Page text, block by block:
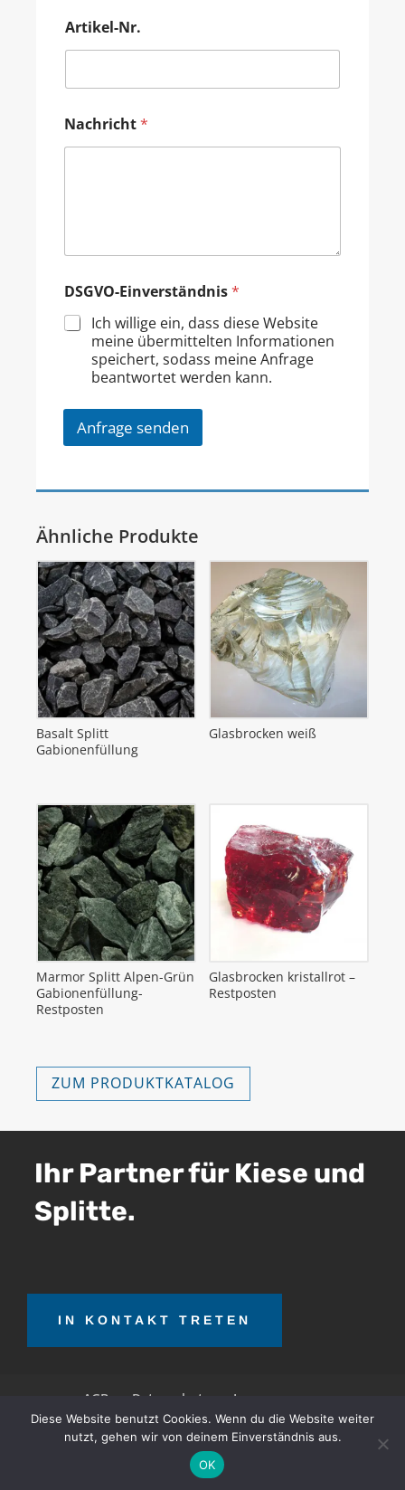
Artikel-Nr.
Nachricht*
DSGVO-Einverständnis*
Ich willige ein, dass diese Website
meine übermittelten Informationen
speichert, sodass meine Anfrage
beantwortet werden kann.
Anfrage senden
Ähnliche Produkte
Basalt Splitt
Gabionenfüllung
Glasbrocken weiß
Marmor Splitt Alpen-Grün
Gabionenfüllung-
Restposten
Glasbrocken kristallrot –
Restposten
ZUM PRODUKTKATALOG
Ihr Partner für Kiese und
Splitte.
IN KONTAKT TRETEN
AGB Datenschutz Impressum
OTT Teerrecycling GmbH © 2026. Alle Rechte
vorbehalten.
Diese Website benutzt Cookies. Wenn du die Website weiter
nutzt, gehen wir von deinem Einverständnis aus.
OK